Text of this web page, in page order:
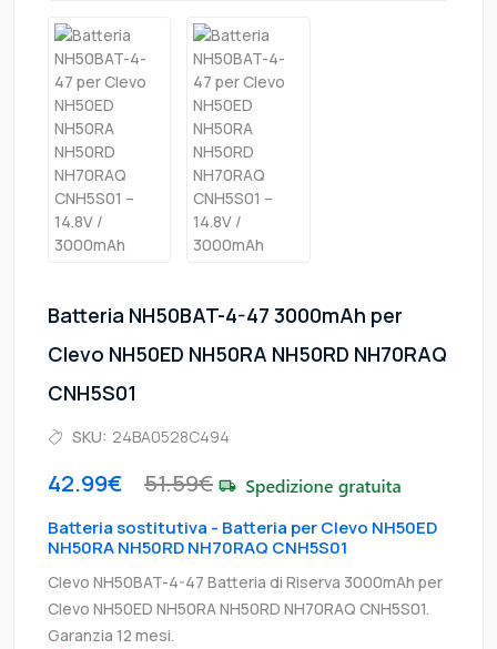
Batteria NH50BAT-4-47 3000mAh per
Clevo NH50ED NH50RA NH50RD NH70RAQ
CNH5S01
SKU: 24BA0528C494
42.99€ 51.59€
Batteria sostitutiva - Batteria per Clevo NH50ED
NH50RA NH50RD NH70RAQ CNH5S01
Clevo NH50BAT-4-47 Batteria di Riserva 3000mAh per
Clevo NH50ED NH50RA NH50RD NH70RAQ CNH5S01.
Garanzia 12 mesi.